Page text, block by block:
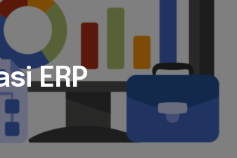
ERP